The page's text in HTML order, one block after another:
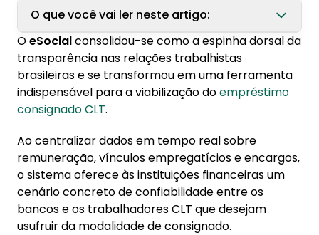
O que você vai ler neste artigo:
1. O que é eSocial?
2. Relação entre eSocial e empréstimo
consignado CLT
4. Registro de empréstimo no eSocial em
casos de demissão
OeSocialconsolidou-se como a espinha dorsal da
transparência nas relações trabalhistas
brasileiras e se transformou em uma ferramenta
indispensável para a viabilização doempréstimo
consignado CLT.
Ao centralizar dados em tempo real sobre
remuneração, vínculos empregatícios e encargos,
o sistema oferece às instituições financeiras um
cenário concreto de confiabilidade entre os
bancos e os trabalhadores CLT que desejam
usufruir da modalidade de consignado.